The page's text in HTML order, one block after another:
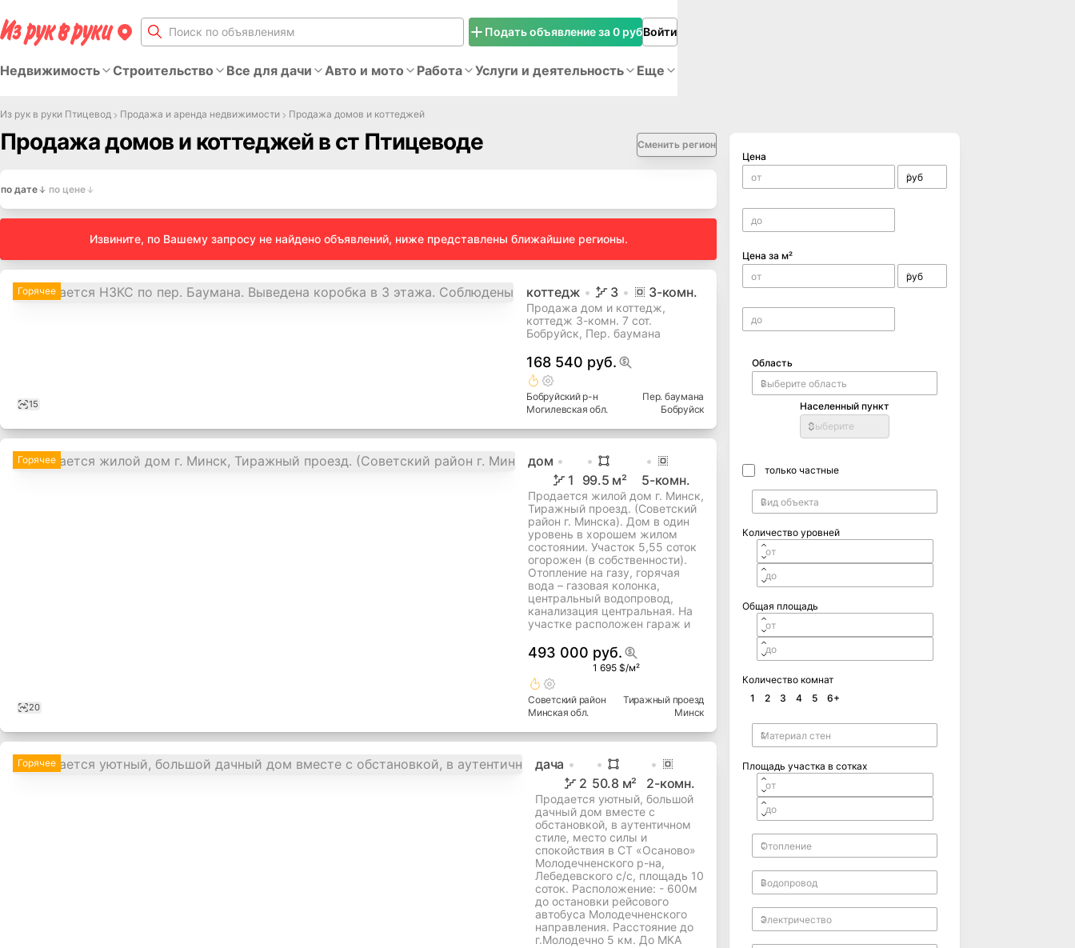
Подать объявление за 0 рубВойти
Недвижимость Строительство Все для дачи Авто и мото Работа Услуги и деятельность Еще
Из рук в руки Птицевод Продажа и аренда недвижимости Продажа домов и коттеджей
Продажа домов и коттеджей в ст Птицеводе Сменить регион
по дате по цене
Извините, по Вашему запросу не найдено объявлений, ниже представлены ближайшие регионы.
15
Горячее коттедж 3 3-комн.
Продажа дом и коттедж,
коттедж 3-комн. 7 сот.
Бобруйск, Пер. баумана
168 540 руб.
Бобруйскийр-н
Могилевская обл.
Пер. баумана
Бобруйск
20
Горячее
дом
1
99.5 м² 5-комн.
Продается жилой дом г. Минск,
Тиражный проезд. (Советский
район г. Минска). Дом в один
уровень в хорошем жилом
состоянии. Участок 5,55 соток
огорожен (в собственности).
Отопление на газу, горячая
вода – газовая колонка,
центральный водопровод,
канализация центральная. На
участке расположен гараж и
493 000 руб.
1 695 $/м²
Советскийрайон
Минская обл.
Тиражный проезд
Минск
Горячее
дача
2 50.8 м² 2-комн.
Продается уютный, большой
дачный дом вместе с
обстановкой, в аутентичном
стиле, место силы и
спокойствия в СТ «Осаново»
Молодечненского р-на,
Лебедевского с/с, площадь 10
соток. Расположение: - 600м
до остановки рейсового
автобуса Молодечненского
направления. Расстояние до
г.Молодечно 5 км. До МКА
Цена
Цена за м²
Область
Населенный пункт
Выберите
только частные
Количество уровней
Общая площадь
Количество комнат
1
2 3 4 5 6+
Площадь участка в сотках